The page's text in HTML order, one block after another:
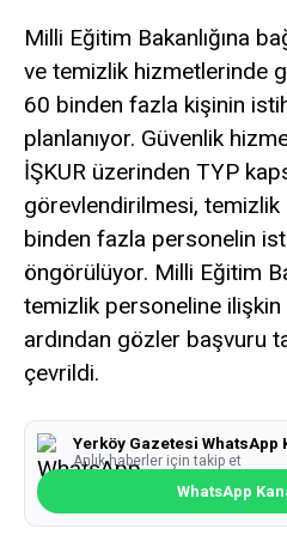
Milli Eğitim Bakanlığına
ve temizlik hizmetlerinde
60 binden fazla kişinin
planlanıyor. Güvenlik
İŞKUR üzerinden TYP
görevlendirilmesi,
binden fazla personelin
öngörülüyor. Milli Eğitim
temizlik personeline ilişkin
ardından gözler başvuru
çevrildi.
Yerköy Gazetesi WhatsApp
Anlık haberler için takip et
WhatsApp